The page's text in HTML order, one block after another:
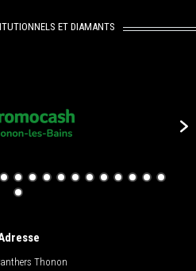
ET DIAMANTS
Thonon